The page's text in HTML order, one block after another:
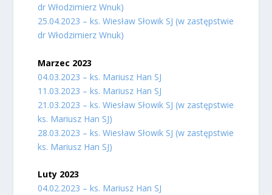
dr Włodzimierz Wnuk)
25.04.2023 – ks. Wiesław Słowik SJ (w zastępstwie
dr Włodzimierz Wnuk)
Marzec 2023
04.03.2023 – ks. Mariusz Han SJ
11.03.2023 – ks. Mariusz Han SJ
21.03.2023 – ks. Wiesław Słowik SJ (w zastępstwie
ks. Mariusz Han SJ)
28.03.2023 – ks. Wiesław Słowik SJ (w zastępstwie
ks. Mariusz Han SJ)
Luty 2023
04.02.2023 – ks. Mariusz Han SJ